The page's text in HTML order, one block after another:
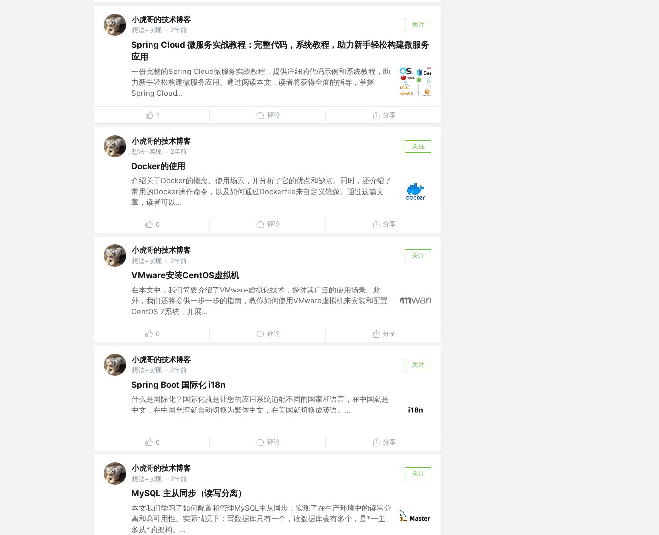
小虎哥的技术博客
想法+实现 · 2年前
关注
Spring Cloud 微服务实战教程：完整代码，系统教程，助力新手轻松构建微服务
应用
一份完整的Spring Cloud微服务实战教程，提供详细的代码示例和系统教程，助
力新手轻松构建微服务应用。通过阅读本文，读者将获得全面的指导，掌握
Spring Cloud...
1 评论 分享
小虎哥的技术博客
想法+实现 · 2年前
关注
Docker的使用
介绍关于Docker的概念、使用场景，并分析了它的优点和缺点。同时，还介绍了
常用的Docker操作命令，以及如何通过Dockerfile来自定义镜像。通过这篇文
章，读者可以...
0 评论 分享
小虎哥的技术博客
想法+实现 · 2年前
关注
VMware安装CentOS虚拟机
在本文中，我们简要介绍了VMware虚拟化技术，探讨其广泛的使用场景。此
外，我们还将提供一步一步的指南，教你如何使用VMware虚拟机来安装和配置
CentOS 7系统，并展...
0 评论 分享
小虎哥的技术博客
想法+实现 · 2年前
关注
Spring Boot 国际化 i18n
什么是国际化？国际化就是让您的应用系统适配不同的国家和语言，在中国就是
中文，在中国台湾就自动切换为繁体中文，在美国就切换成英语。...
0 评论 分享
小虎哥的技术博客
想法+实现 · 2年前
关注
MySQL 主从同步（读写分离）
本文我们学习了如何配置和管理MySQL主从同步，实现了在生产环境中的读写分
离和高可用性。实际情况下：写数据库只有一个，读数据库会有多个，是*一主
多从*的架构。...